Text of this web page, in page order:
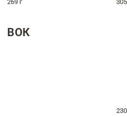
269 г
ВОК